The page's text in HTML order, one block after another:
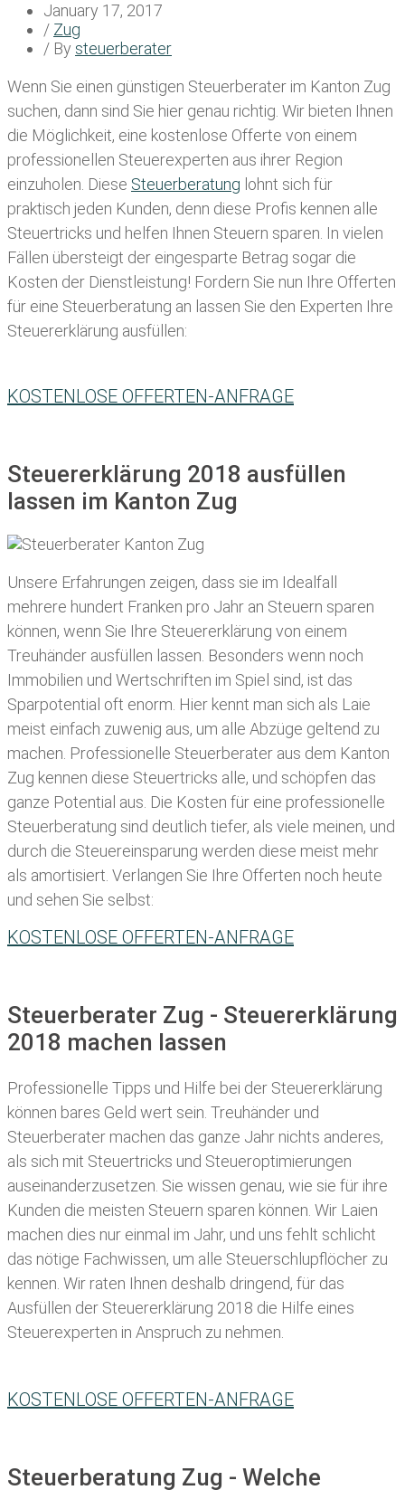
January 17, 2017
/ Zug
/ By steuerberater
Wenn Sie einen günstigen Steuerberater im Kanton Zug
suchen, dann sind Sie hier genau richtig. Wir bieten Ihnen
die Möglichkeit, eine kostenlose Offerte von einem
professionellen Steuerexperten aus ihrer Region
einzuholen. Diese Steuerberatung lohnt sich für
praktisch jeden Kunden, denn diese Profis kennen alle
Steuertricks und helfen Ihnen Steuern sparen. In vielen
Fällen übersteigt der eingesparte Betrag sogar die
Kosten der Dienstleistung! Fordern Sie nun Ihre Offerten
für eine Steuerberatung an lassen Sie den Experten Ihre
Steuererklärung ausfüllen:
KOSTENLOSE OFFERTEN-ANFRAGE
Steuererklärung 2018 ausfüllen
lassen im Kanton Zug
Unsere Erfahrungen zeigen, dass sie im Idealfall
mehrere hundert Franken pro Jahr an Steuern sparen
können, wenn Sie Ihre Steuererklärung von einem
Treuhänder ausfüllen lassen . Besonders wenn noch
Immobilien und Wertschriften im Spiel sind, ist das
Sparpotential oft enorm. Hier kennt man sich als Laie
meist einfach zuwenig aus, um alle Abzüge geltend zu
machen. Professionelle Steuerberater aus dem Kanton
Zug kennen diese Steuertricks alle, und schöpfen das
ganze Potential aus. Die Kosten für eine professionelle
Steuerberatung sind deutlich tiefer, als viele meinen, und
durch die Steuereinsparung werden diese meist mehr
als amortisiert. Verlangen Sie Ihre Offerten noch heute
und sehen Sie selbst:
KOSTENLOSE OFFERTEN-ANFRAGE
Steuerberater Zug - Steuererklärung
2018 machen lassen
Professionelle Tipps und Hilfe bei der Steuererklärung
können bares Geld wert sein. Treuhänder und
Steuerberater machen das ganze Jahr nichts anderes,
als sich mit Steuertricks und Steueroptimierungen
auseinanderzusetzen. Sie wissen genau, wie sie für ihre
Kunden die meisten Steuern sparen können. Wir Laien
machen dies nur einmal im Jahr, und uns fehlt schlicht
das nötige Fachwissen, um alle Steuerschlupflöcher zu
kennen. Wir raten Ihnen deshalb dringend, für das
Ausfüllen der Steuererklärung 2018 die Hilfe eines
Steuerexperten in Anspruch zu nehmen.
KOSTENLOSE OFFERTEN-ANFRAGE
Steuerberatung Zug - Welche